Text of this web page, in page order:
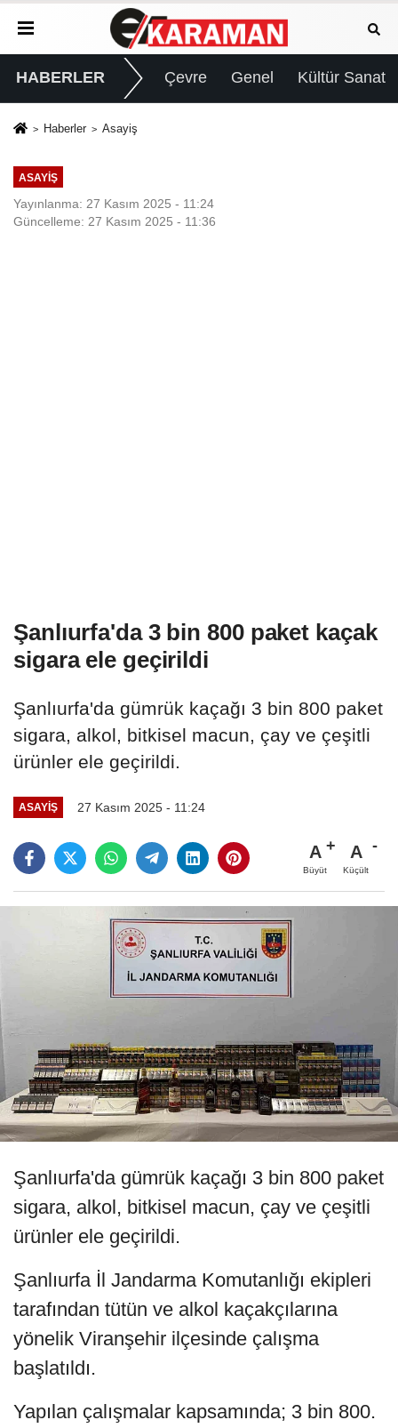
HABERLER Çevre Genel Kültür Sanat
Haberler Asayiş
ASAYIŞ
Yayınlanma: 27 Kasım 2025 - 11:24
Güncelleme: 27 Kasım 2025 - 11:36
Şanlıurfa'da 3 bin 800 paket kaçak
sigara ele geçirildi
Şanlıurfa'da gümrük kaçağı 3 bin 800 paket
sigara, alkol, bitkisel macun, çay ve çeşitli
ürünler ele geçirildi.
ASAYIŞ 27 Kasım 2025 - 11:24
A
Büyüt
A
Küçült
Şanlıurfa'da gümrük kaçağı 3 bin 800 paket
sigara, alkol, bitkisel macun, çay ve çeşitli
ürünler ele geçirildi.
Şanlıurfa İl Jandarma Komutanlığı ekipleri
tarafından tütün ve alkol kaçakçılarına
yönelik Viranşehir ilçesinde çalışma
başlatıldı.
Yapılan çalışmalar kapsamında; 3 bin 800.